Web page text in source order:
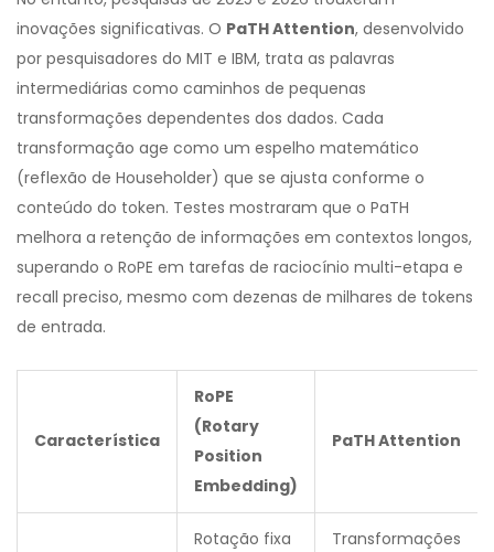
inovações significativas. O PaTH Attention, desenvolvido
por pesquisadores do MIT e IBM, trata as palavras
intermediárias como caminhos de pequenas
transformações dependentes dos dados. Cada
transformação age como um espelho matemático
(reflexão de Householder) que se ajusta conforme o
conteúdo do token. Testes mostraram que o PaTH
melhora a retenção de informações em contextos longos,
superando o RoPE em tarefas de raciocínio multi-etapa e
recall preciso, mesmo com dezenas de milhares de tokens
de entrada.
Característica
RoPE
(Rotary
Position
Embedding)
PaTH Attention
Rotação fixa
Transformações